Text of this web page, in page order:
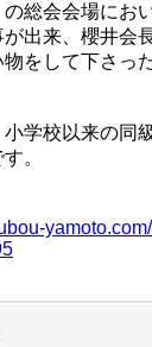
の総会会場にお
出来、櫻井会
をして下さっ
学校以来の同
。